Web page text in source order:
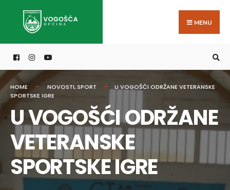
MENU
HOME NOVOSTI,SPORT
U VOGOŠĆI ODRŽANE VETERANSKE
SPORTSKE IGRE
U VOGOŠĆI ODRŽANE
VETERANSKE
SPORTSKE IGRE
for: